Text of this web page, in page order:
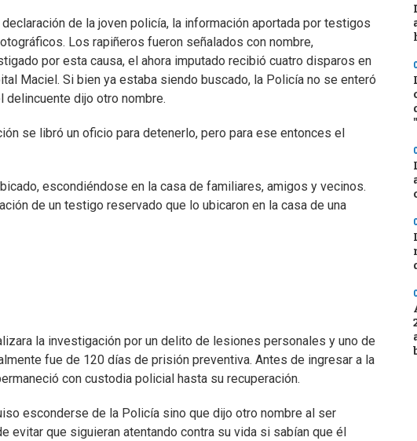
de la joven policía, la información aportada por testigos
Los rapiñeros fueron señalados con nombre,
por esta causa, el ahora imputado recibió cuatro disparos en
Maciel. Si bien ya estaba siendo buscado, la Policía no se enteró
delincuente dijo otro nombre.
se libró un oficio para detenerlo, pero para ese entonces el
escondiéndose en la casa de familiares, amigos y vecinos.
de un testigo reservado que lo ubicaron en la casa de una
la investigación por un delito de lesiones personales y uno de
fue de 120 días de prisión preventiva. Antes de ingresar a la
con custodia policial hasta su recuperación.
esconderse de la Policía sino que dijo otro nombre al ser
evitar que siguieran atentando contra su vida si sabían que él